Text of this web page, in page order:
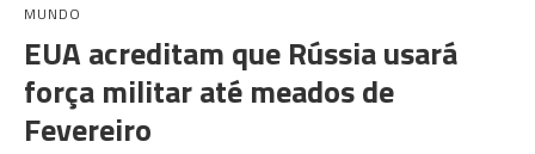
MUNDO
EUA acreditam que Rússia usará
força militar até meados de
Fevereiro